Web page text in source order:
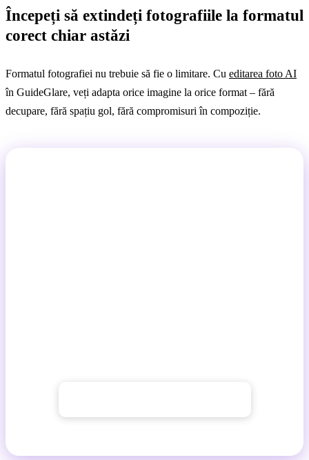
Începeți să extindeți fotografiile la formatul
corect chiar astăzi
Formatul fotografiei nu trebuie să fie o limitare. Cu editarea foto AI
în GuideGlare, veți adapta orice imagine la orice format – fără
decupare, fără spațiu gol, fără compromisuri în compoziție.